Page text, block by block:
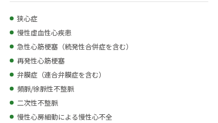
狭心症
慢性虚血性心疾患
急性心筋梗塞（続発性合併症を含む）
再発性心筋梗塞
弁膜症（連合弁膜症を含む）
頻脈/徐脈性不整脈
二次性不整脈
慢性心房細動による慢性心不全